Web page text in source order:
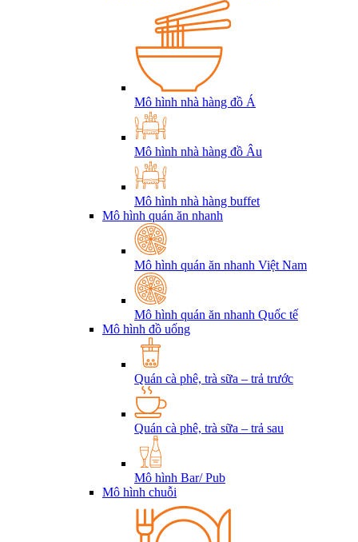
Mô hình nhà hàng đồ Á
Mô hình nhà hàng đồ Âu
Mô hình nhà hàng buffet
Mô hình quán ăn nhanh
Mô hình quán ăn nhanh Việt Nam
Mô hình quán ăn nhanh Quốc tế
Mô hình đồ uống
Quán cà phê, trà sữa – trả trước
Quán cà phê, trà sữa – trả sau
Mô hình Bar/ Pub
Mô hình chuỗi